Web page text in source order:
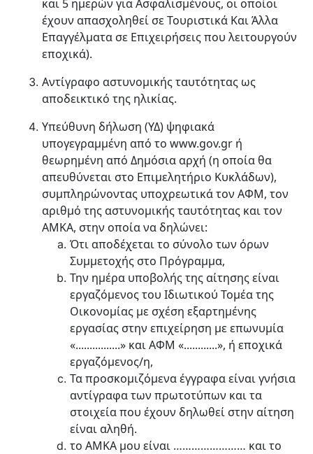
και 5 ημερών για Ασφαλισμένους, οι οποίοι
έχουν απασχοληθεί σε Τουριστικά Και Άλλα
Επαγγέλματα σε Επιχειρήσεις που λειτουργούν
εποχικά).
Αντίγραφο αστυνομικής ταυτότητας ως
αποδεικτικό της ηλικίας.
Υπεύθυνη δήλωση (ΥΔ) ψηφιακά
υπογεγραμμένη από το www.gov.gr ή
θεωρημένη από Δημόσια αρχή (η οποία θα
απευθύνεται στο Επιμελητήριο Κυκλάδων),
συμπληρώνοντας υποχρεωτικά τον ΑΦΜ, τον
αριθμό της αστυνομικής ταυτότητας και τον
ΑΜΚΑ, στην οποία να δηλώνει:
Ότι αποδέχεται το σύνολο των όρων
Συμμετοχής στο Πρόγραμμα,
Την ημέρα υποβολής της αίτησης είναι
εργαζόμενος του Ιδιωτικού Τομέα της
Οικονομίας με σχέση εξαρτημένης
εργασίας στην επιχείρηση με επωνυμία
«................» και ΑΦΜ «............», ή εποχικά
εργαζόμενος/η,
Τα προσκομιζόμενα έγγραφα είναι γνήσια
αντίγραφα των πρωτοτύπων και τα
στοιχεία που έχουν δηλωθεί στην αίτηση
είναι αληθή.
το ΑΜΚΑ μου είναι …………………… και το